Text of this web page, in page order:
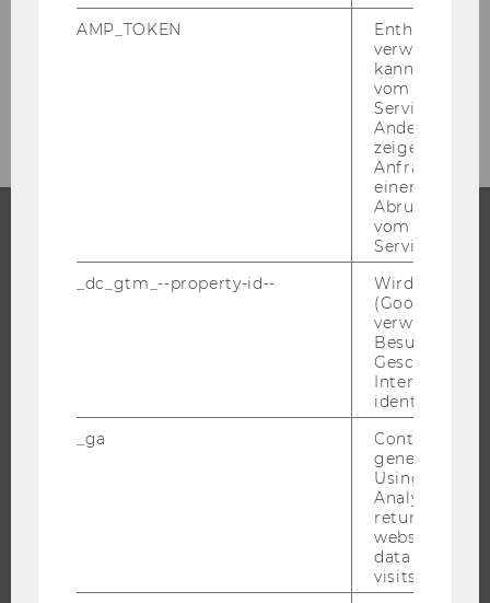
Presseaussendungen
STUDIUM
INTERNATIONALE UND INCOMING EXCHANGE STUDIERENDE
ANGEBOTE FÜR SCHULEN UND STUDIENINTERESSIERTE
STUDENT CLUBS
AMP_TOKEN
Enthält ein
verwendet
kann, um
vom AMP-
Service
Andere
zeigen Opt-
Anfrage im
einen Fehler
Abrufen
vom AMP
Service an.
_dc_gtm_--property-id--
Wird von
(Google Tag
verwendet,
Besucher
Geschlecht
Interessen zu
identifizieren.
_ga
Contains a
generated
Using this
Analytics can
returning
website and
data from
visits.